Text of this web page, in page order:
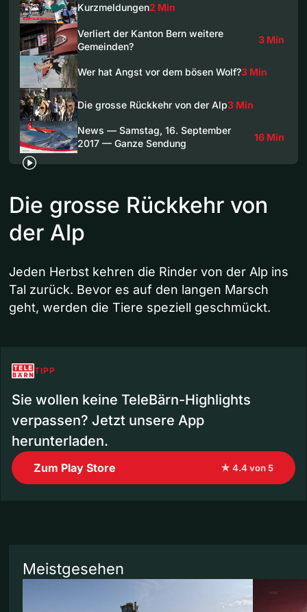
Kurzmeldungen2 Min
Verliert der Kanton Bern weitere
Gemeinden?
3 Min
Wer hat Angst vor dem bösen Wolf?3 Min
Die grosse Rückkehr von der Alp3 Min
News — Samstag, 16. September
2017 — Ganze Sendung
16 Min
Die grosse Rückkehr von
der Alp
Jeden Herbst kehren die Rinder von der Alp ins
Tal zurück. Bevor es auf den langen Marsch
geht, werden die Tiere speziell geschmückt.
TIPP
Sie wollen keine TeleBärn-Highlights
verpassen? Jetzt unsere App
herunterladen.
Zum Play Store ★ 4.4 von 5
Meistgesehen